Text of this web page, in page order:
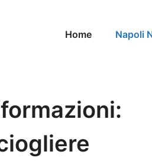
Home Napoli